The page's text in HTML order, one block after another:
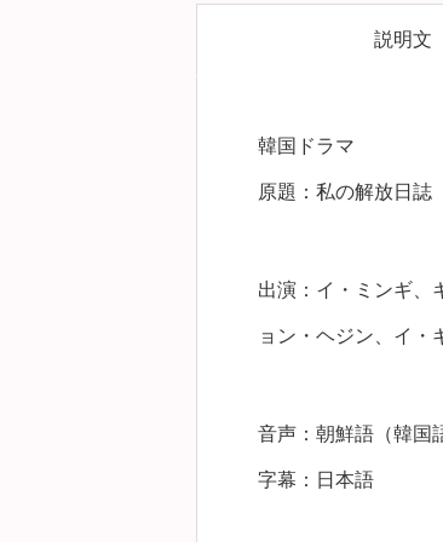
説明文
韓国ドラマ
原題：私の解放日誌
出演：イ・ミンギ、
ョン・ヘジン、イ・
音声：朝鮮語（韓国
字幕：日本語